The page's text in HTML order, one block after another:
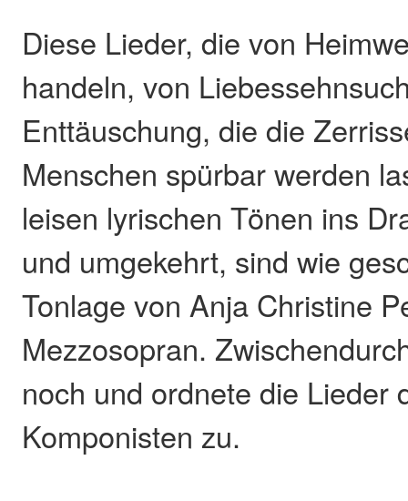
Diese Lieder, die von
handeln, von
Enttäuschung, die die
Menschen spürbar werden
leisen lyrischen Tönen ins
und umgekehrt, sind wie
Tonlage von Anja Christine
Mezzosopran.
noch und ordnete die Lieder
Komponisten zu.